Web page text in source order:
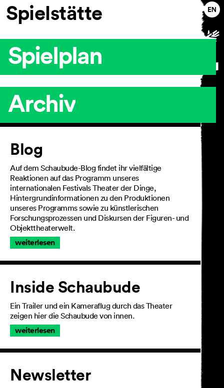
Spielstätte
Spielplan
Archiv
Artikel
Blog
Auf dem Schaubude-Blog findet ihr vielfältige
Reaktionen auf das Programm unseres
internationalen Festivals Theater der Dinge,
Hintergrundinformationen zu den Produktionen
unseres Programms sowie zu künstlerischen
Forschungsprozessen und Diskursen der Figuren- und
Objekttheaterwelt.
weiterlesen
Inside Schaubude
Ein Trailer und ein Kameraflug durch das Theater
zeigen hier die Schaubude von innen.
weiterlesen
Newsletter